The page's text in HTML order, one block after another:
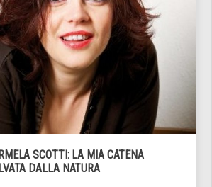
SCOTTI: LA MIA CATENA
DALLA NATURA